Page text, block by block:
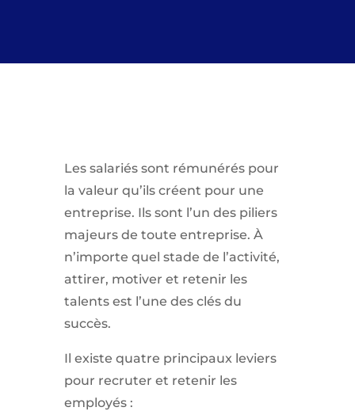
Les salariés sont rémunérés pour
la valeur qu’ils créent pour une
entreprise. Ils sont l’un des piliers
majeurs de toute entreprise. À
n’importe quel stade de l’activité,
attirer, motiver et retenir les
talents est l’une des clés du
succès.
Il existe quatre principaux leviers
pour recruter et retenir les
employés :